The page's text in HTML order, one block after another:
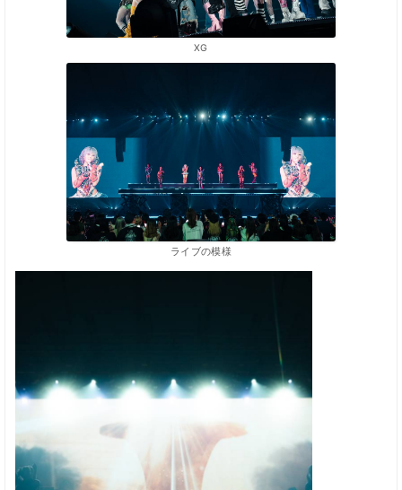
XG
ライブの模様